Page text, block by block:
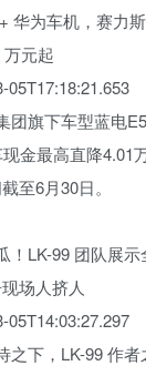
华为车机，赛力
元起
05T17:18:21.653
团旗下车型蓝电
金最高直降4.01
至6月30日。
！LK-99 团队展
场人挤人
05T14:03:27.297
之下，LK-99 作